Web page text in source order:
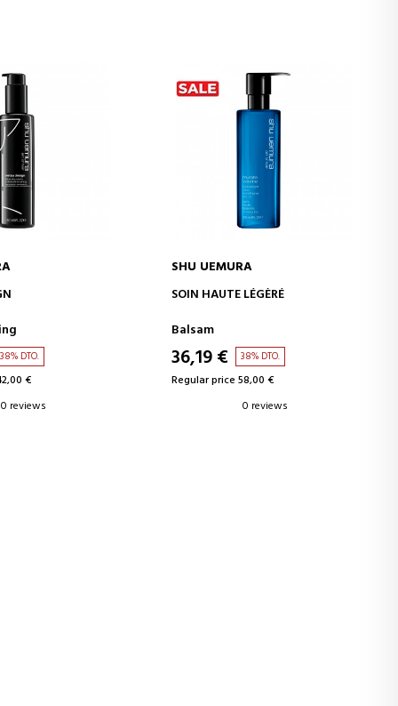
TO CART
38% DTO.
€
0 reviews
ADD TO CART
SHU UEMURA
SOIN HAUTE LÉGÈRÉ
Balsam
36,19 € 38% DTO.
Regular price 58,00 €
0 reviews